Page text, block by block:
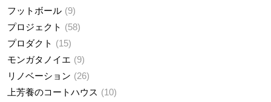
フットボール
9
プロジェクト
58
プロダクト
15
モンガタノイエ
9
リノベーション
26
上芳養のコートハウス
10